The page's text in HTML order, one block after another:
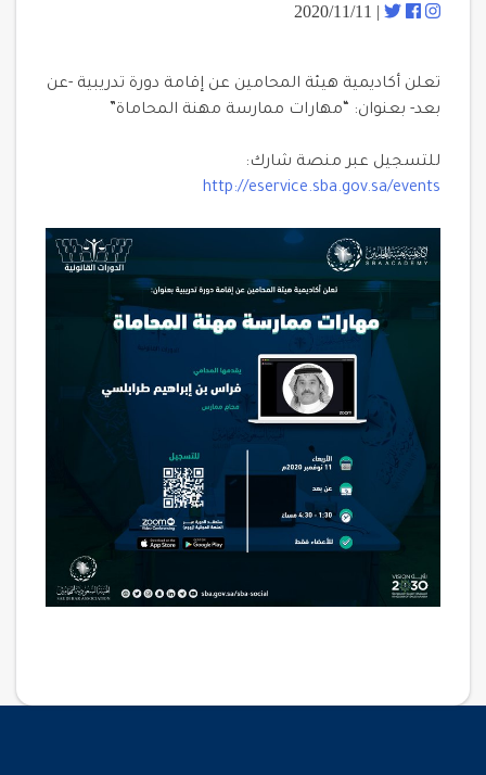
| 2020/11/11
تعلن أكاديمية هيئة المحامين عن إقامة دورة تدريبية -عن
بعد- بعنوان: “مهارات ممارسة مهنة المحاماة”
للتسجيل عبر منصة شارك:
http://eservice.sba.gov.sa/events